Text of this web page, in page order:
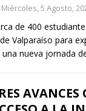
Miércoles, 5 Agosto,
de 400
Valparaíso para
una nueva jornada
AVANCES